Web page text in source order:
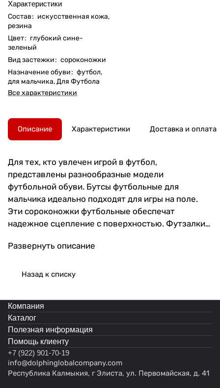
Характеристики
Состав: искусственная кожа,
резина
Цвет: глубокий сине-
зеленый
Вид застежки: сороконожки
Назначение обуви: футбол,
для мальчика, Для Футбола
Все характеристики
Описание Характеристики Доставка и оплата
Для тех, кто увлечен игрой в футбол,
представлены разнообразные модели
футбольной обуви. Бутсы футбольные для
мальчика идеально подходят для игры на поле.
Эти сороконожки футбольные обеспечат
надежное сцепление с поверхностью. Футзалки
спорта на улице подойдут бутсы сороконожки и
удобством в носке. Сороконожки для футбола
ощущение дополнительной фиксации стопы.
Специальная конструкция с носком обеспечивает
дополнительную поддержку стопы и
предотвращает травмы. Для взрослых игроков
созданы бутсы футбольные мужские, которые
сочетают в себе стиль и функциональность.
Развернуть описание
Назад к списку
Компания
Каталог
Полезная информация
Помощь клиенту
+7 (922) 901-70-19
info@dolphinglobalcompany.com
Республика Калмыкия, г Элиста, ул. Первомайская, д. 41